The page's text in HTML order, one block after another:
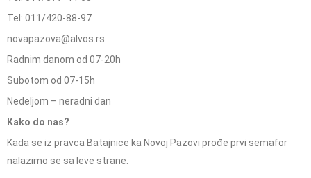
Tel: 011/420-88-97
novapazova@alvos.rs
Radnim danom od 07-20h
Subotom od 07-15h
Nedeljom – neradni dan
Kako do nas?
Kada se iz pravca Batajnice ka Novoj Pazovi prođe prvi semafor
nalazimo se sa leve strane.